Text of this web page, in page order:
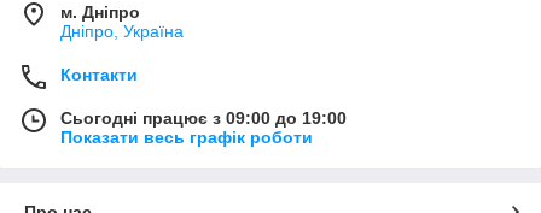
м. Дніпро
Дніпро, Україна
Контакти
Сьогодні працює з 09:00 до 19:00
Показати весь графік роботи